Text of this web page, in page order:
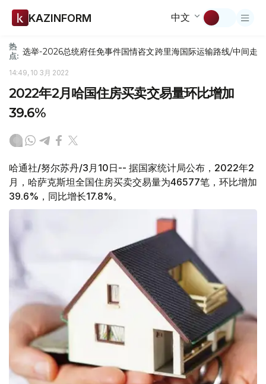
KAZINFORM 中文
热
点: 选举-2026总统府任免事件国情咨文跨里海国际运输路线/中间走廊
14:49, 10 3月 2022
2022年2月哈国住房买卖交易量环比增加
39.6%
哈通社/努尔苏丹/3月10日-- 据国家统计局公布，2022年2
月，哈萨克斯坦全国住房买卖交易量为46577笔，环比增加
39.6%，同比增长17.8%。